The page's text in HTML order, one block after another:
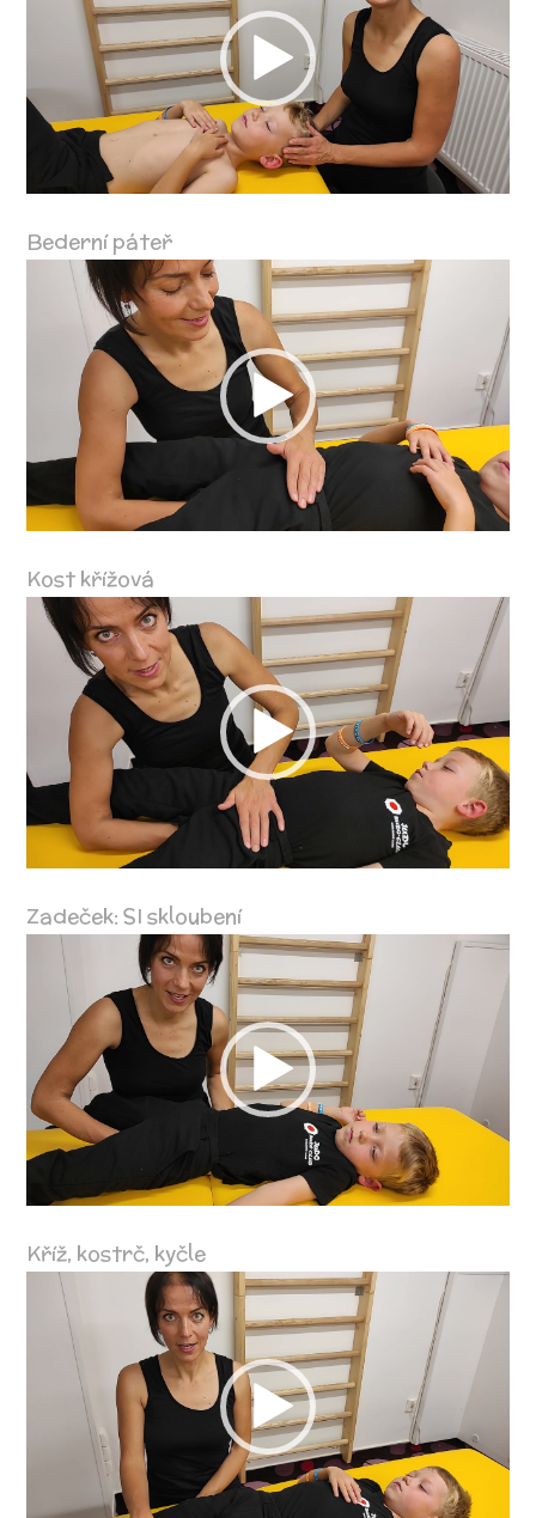
Bederní páteř
Video
přehrávač
Kost křížová
Video
přehrávač
Zadeček: SI skloubení
Video
přehrávač
Kříž, kostrč, kyčle
Video
přehrávač